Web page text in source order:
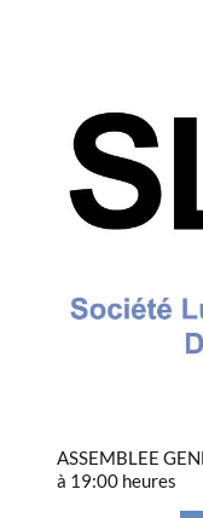
ASSEMBLEE
à 19:00 heures